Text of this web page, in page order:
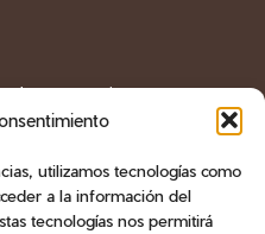
utilizamos tecnologías como
a la información del
tecnologías nos permitirá
para manicura
bases, líquidos